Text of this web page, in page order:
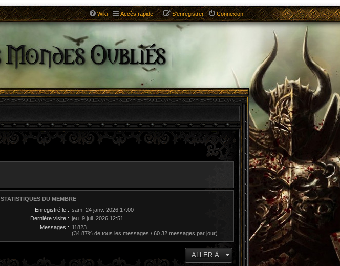
Wiki Accès rapide Connexion
S’enregistrer
STATISTIQUES DU MEMBRE
Enregistré le : sam. 24 janv. 2026 17:00
Dernière visite : jeu. 9 juil. 2026 12:51
Messages : 11823
(34.87% de tous les messages / 60.32 messages par jour)
ALLER À